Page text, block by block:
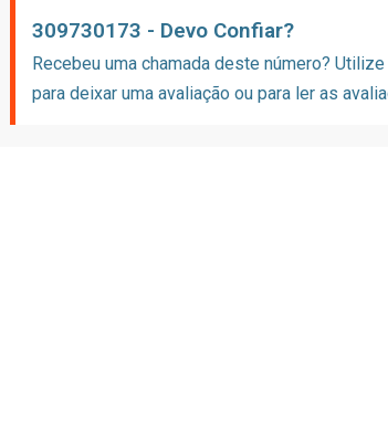
309730173 - Devo Confiar?
Recebeu uma chamada deste número?
para deixar uma avaliação ou para ler as